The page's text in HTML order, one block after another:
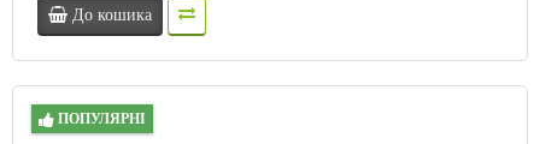
До кошика
ПОПУЛЯРНІ